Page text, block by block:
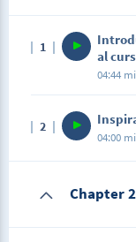
1
al
04:44
2
04:00
Chapter